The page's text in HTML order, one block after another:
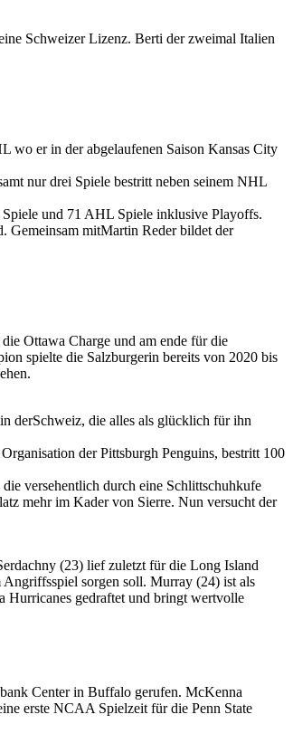
Schweizer Lizenz. Berti der zweimal Italien
wo er in der abgelaufenen Saison Kansas City
nur drei Spiele bestritt neben seinem NHL
und 71 AHL Spiele inklusive Playoffs.
Gemeinsam mitMartin Reder bildet der
Ottawa Charge und am ende für die
spielte die Salzburgerin bereits von 2020 bis
derSchweiz, die alles als glücklich für ihn
der Pittsburgh Penguins, bestritt 100
versehentlich durch eine Schlittschuhkufe
mehr im Kader von Sierre. Nun versucht der
(23) lief zuletzt für die Long Island
sorgen soll. Murray (24) ist als
Hurricanes gedraftet und bringt wertvolle
Center in Buffalo gerufen. McKenna
erste NCAA Spielzeit für die Penn State